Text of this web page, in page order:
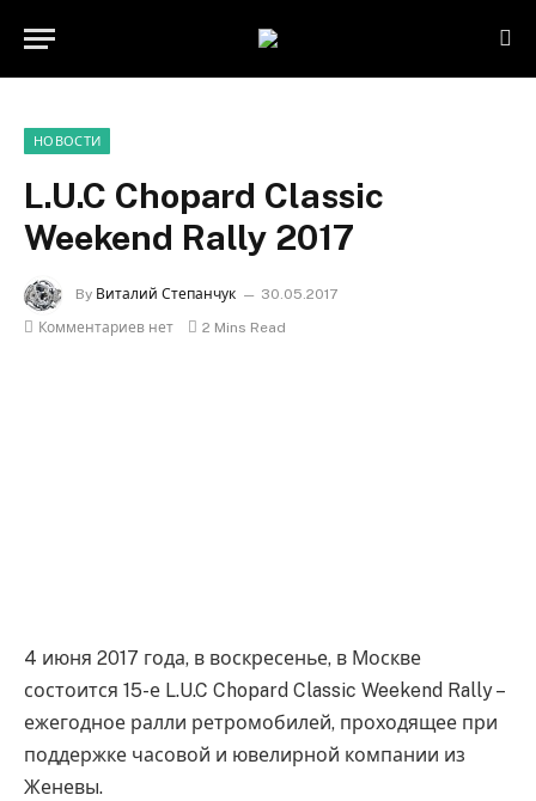
НОВОСТИ
L.U.C Chopard Classic
Weekend Rally 2017
By Виталий Степанчук
30.05.2017
Комментариев нет
2 Mins Read
4 июня 2017 года, в воскресенье, в Москве
состоится 15-е L.U.C Chopard Classic Weekend Rally –
ежегодное ралли ретромобилей, проходящее при
поддержке часовой и ювелирной компании из
Женевы.